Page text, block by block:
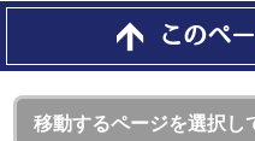
このペ